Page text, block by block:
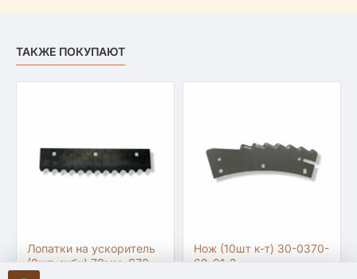
ТАКЖЕ ПОКУПАЮТ
Лопатки на ускоритель
(8шт. зубч) 78мм. S70-
Нож (10шт к-т) 30-0370-
69-01-2